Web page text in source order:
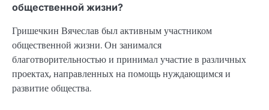
общественной жизни?
Гришечкин Вячеслав был активным участником
общественной жизни. Он занимался
благотворительностью и принимал участие в различных
проектах, направленных на помощь нуждающимся и
развитие общества.